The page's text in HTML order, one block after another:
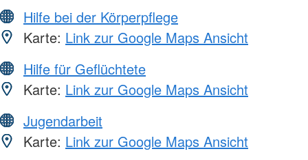
Hilfe bei der Körperpflege
Karte: Link zur Google Maps Ansicht
Hilfe für Geflüchtete
Karte: Link zur Google Maps Ansicht
Jugendarbeit
Karte: Link zur Google Maps Ansicht